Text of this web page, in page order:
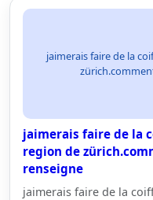
jaimerais faire de la
jaimerais faire de la
region de
renseigne
jaimerais faire de la